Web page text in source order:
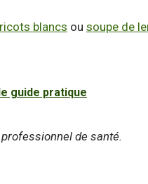
blancs ou soupe de
guide pratique
de santé.